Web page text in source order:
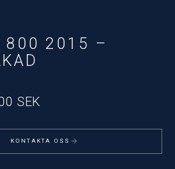
800 2015 –
SEK
KONTAKTA OSS